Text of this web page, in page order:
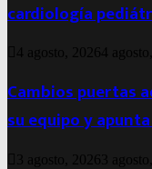
cardiología
4 agosto, 20264
Cambios puertas
su equipo y
3 agosto, 2026 3